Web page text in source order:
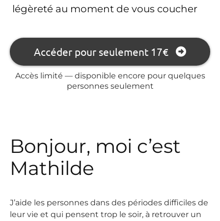
légèreté au moment de vous coucher
Accéder pour seulement 17€
Accès limité — disponible encore pour quelques
personnes seulement
Bonjour, moi c’est
Mathilde
J’aide les personnes dans des périodes difficiles de
leur vie et qui pensent trop le soir, à retrouver un